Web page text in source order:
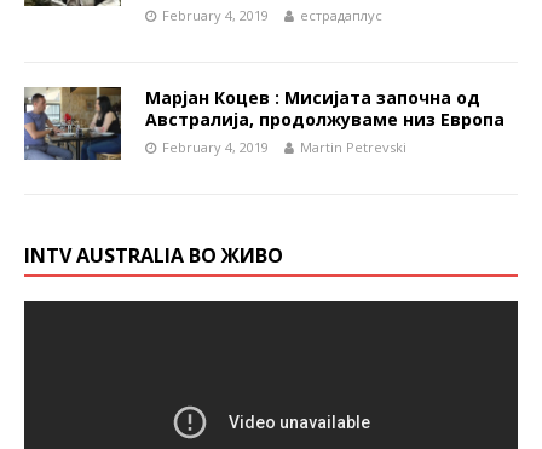
February 4, 2019 естрадаплус
Марјан Коцев : Мисијата започна од
Австралија, продолжуваме низ Европа
February 4, 2019 Martin Petrevski
INTV AUSTRALIA ВО ЖИВО